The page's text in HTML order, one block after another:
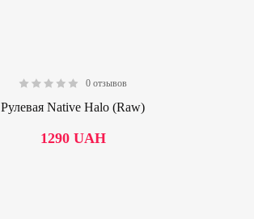
0 отзывов
Рулевая Native Halo (Raw)
1290 UAH